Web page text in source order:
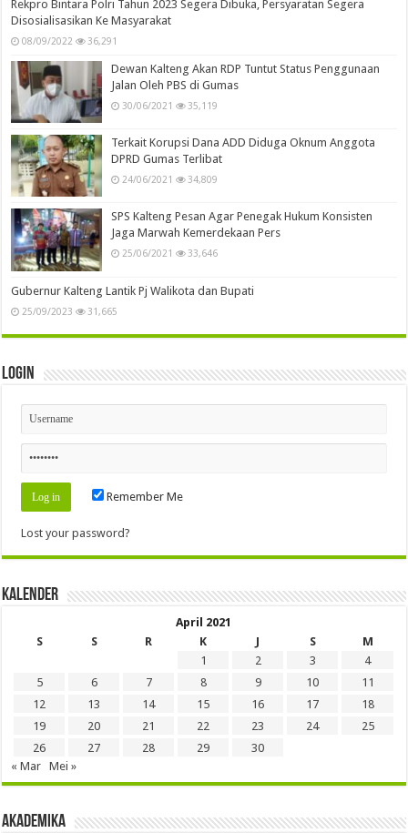
Rekpro Bintara Polri Tahun 2023 Segera Dibuka, Persyaratan Segera
Disosialisasikan Ke Masyarakat
08/09/2022 36,291
Dewan Kalteng Akan RDP Tuntut Status Penggunaan
Jalan Oleh PBS di Gumas
30/06/2021 35,119
Terkait Korupsi Dana ADD Diduga Oknum Anggota
DPRD Gumas Terlibat
24/06/2021 34,809
SPS Kalteng Pesan Agar Penegak Hukum Konsisten
Jaga Marwah Kemerdekaan Pers
25/06/2021 33,646
Gubernur Kalteng Lantik Pj Walikota dan Bupati
25/09/2023 31,665
Login
Remember Me
Lost your password?
Kalender
April 2021
S
S R K J S
M
1
2 3
4
5
6 7 8 9 10
11
12
13 14 15 16 17
18
19
20 21 22 23 24
25
26
27 28 29
30
« Mar
Mei »
Akademika